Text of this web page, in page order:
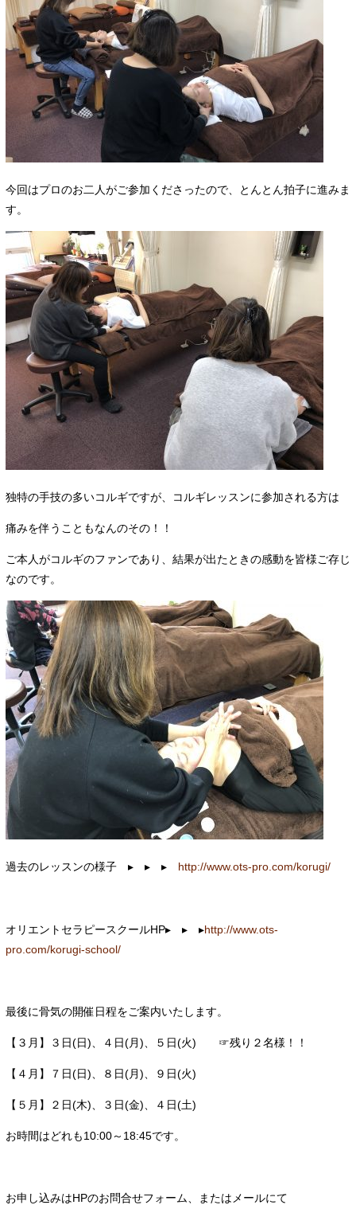
今回はプロのお二人がご参加くださったので、とんとん拍子に進みま
す。
独特の手技の多いコルギですが、コルギレッスンに参加される方は
痛みを伴うこともなんのその！！
ご本人がコルギのファンであり、結果が出たときの感動を皆様ご存じ
なのです。
過去のレッスンの様子 ▸ ▸ ▸ http://www.ots-pro.com/korugi/
オリエントセラピースクールHP▸ ▸ ▸http://www.ots-
pro.com/korugi-school/
最後に骨気の開催日程をご案内いたします。
【３月】３日(日)、４日(月)、５日(火) ☞残り２名様！！
【４月】７日(日)、８日(月)、９日(火)
【５月】２日(木)、３日(金)、４日(土)
お時間はどれも10:00～18:45です。
お申し込みはHPのお問合せフォーム、またはメールにて